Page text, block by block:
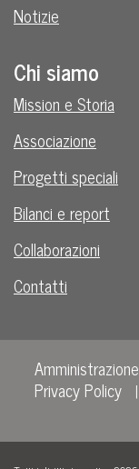
Notizie
Chi siamo
Mission e Storia
Associazione
Progetti speciali
Bilanci e report
Collaborazioni
Contatti
Privacy Policy